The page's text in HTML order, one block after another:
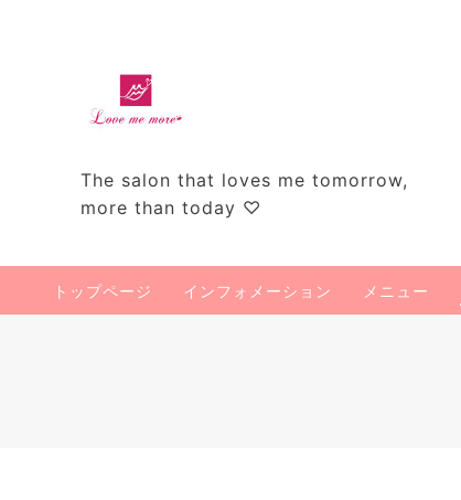
The salon that loves me tomorrow,
more than today ♡
トップページ インフォメーション メニュー